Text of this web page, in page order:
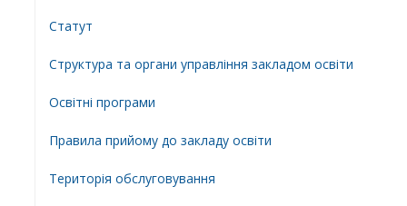
Статут
Структура та органи управління закладом освіти
Освiтнi програми
Правила прийому до закладу освіти
Територiя обслуговування